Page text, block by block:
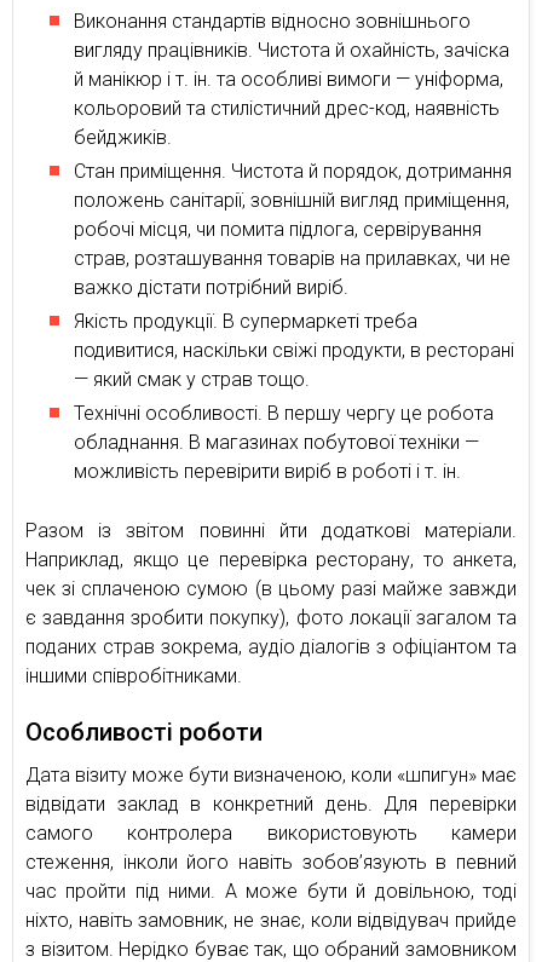
Виконання стандартів відносно зовнішнього
вигляду працівників. Чистота й охайність, зачіска
й манікюр і т. ін. та особливі вимоги — уніформа,
кольоровий та стилістичний дрес-код, наявність
бейджиків.
Стан приміщення. Чистота й порядок, дотримання
положень санітарії, зовнішній вигляд приміщення,
робочі місця, чи помита підлога, сервірування
страв, розташування товарів на прилавках, чи не
важко дістати потрібний виріб.
Якість продукції. В супермаркеті треба
подивитися, наскільки свіжі продукти, в ресторані
— який смак у страв тощо.
Технічні особливості. В першу чергу це робота
обладнання. В магазинах побутової техніки —
можливість перевірити виріб в роботі і т. ін.
Разом із звітом повинні йти додаткові матеріали.
Наприклад, якщо це перевірка ресторану, то анкета,
чек зі сплаченою сумою (в цьому разі майже завжди
є завдання зробити покупку), фото локації загалом та
поданих страв зокрема, аудіо діалогів з офіціантом та
іншими співробітниками.
Особливості роботи
Дата візиту може бути визначеною, коли «шпигун» має
відвідати заклад в конкретний день. Для перевірки
самого контролера використовують камери
стеження, інколи його навіть зобов’язують в певний
час пройти під ними. А може бути й довільною, тоді
ніхто, навіть замовник, не знає, коли відвідувач прийде
з візитом. Нерідко буває так, що обраний замовником